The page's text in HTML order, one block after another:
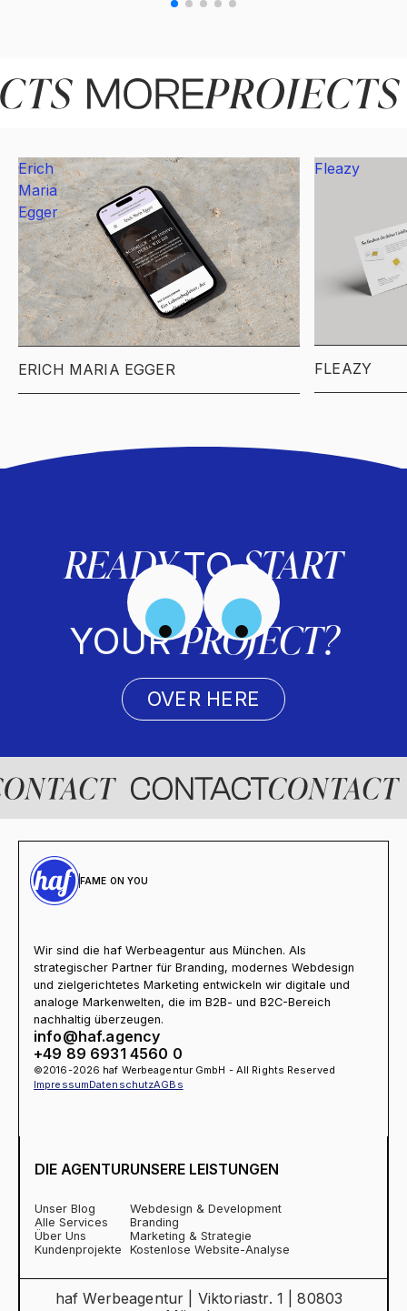
Erich
Maria
Egger
ERICH MARIA EGGER
Fleazy
FLEAZY
READYTOSTART
YOURPROJECT?
OVER HERE
FAME ON YOU
Wir sind die haf Werbeagentur aus München. Als
strategischer Partner für Branding, modernes Webdesign
und zielgerichtetes Marketing entwickeln wir digitale und
analoge Markenwelten, die im B2B- und B2C-Bereich
nachhaltig überzeugen.
info@haf.agency
+49 89 6931 4560 0
©2016-2026 haf Werbeagentur GmbH - All Rights Reserved
ImpressumDatenschutzAGBs
DIE AGENTUR
Unser Blog
Alle Services
Über Uns
Kundenprojekte
UNSERE LEISTUNGEN
Webdesign & Development
Branding
Marketing & Strategie
Kostenlose Website-Analyse
haf Werbeagentur | Viktoriastr. 1 | 80803